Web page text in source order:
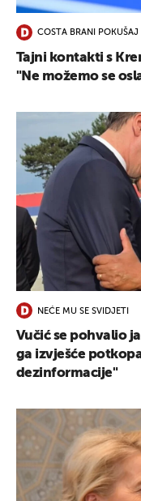
COSTA BRANI POKUŠAJ
Tajni kontakti s
"Ne možemo se
NEĆE MU SE SVIDJETI
Vučić se pohvalio
ga izvješće
dezinformacije"